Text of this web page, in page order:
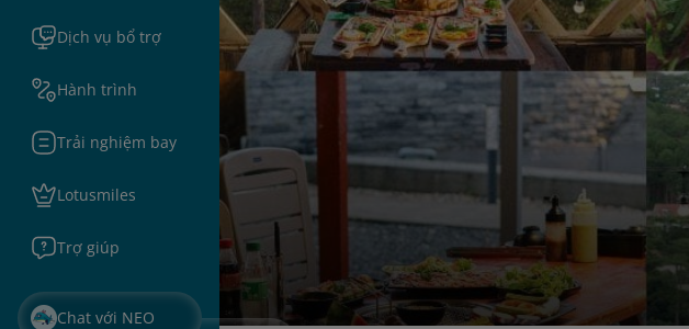
Dịch vụ bổ trợ
Hành trình
Trải nghiệm bay
Lotusmiles
Trợ giúp
Chat với NEO